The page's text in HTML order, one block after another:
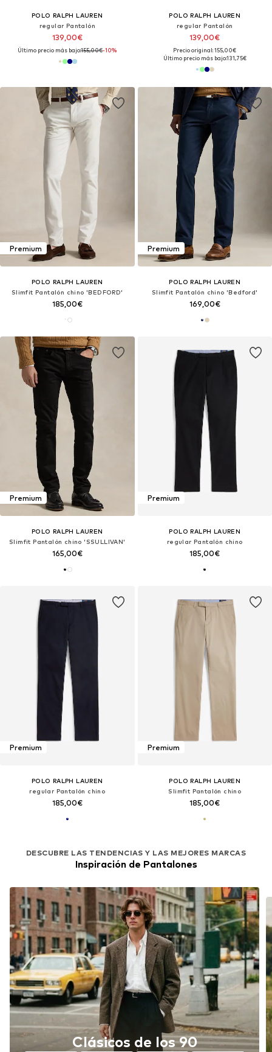
POLO RALPH LAUREN
regular Pantalón
139,00€
Último precio más bajo:155,00€-10%
POLO RALPH LAUREN
regular Pantalón
139,00€
Precio original: 155,00€
Último precio más bajo:131,75€
Premium
POLO RALPH LAUREN
Slimfit Pantalón chino 'BEDFORD'
185,00€
Premium
POLO RALPH LAUREN
Slimfit Pantalón chino 'Bedford'
169,00€
Premium
POLO RALPH LAUREN
Slimfit Pantalón chino 'SSULLIVAN'
165,00€
Premium
POLO RALPH LAUREN
regular Pantalón chino
185,00€
Premium
POLO RALPH LAUREN
regular Pantalón chino
185,00€
Premium
POLO RALPH LAUREN
Slimfit Pantalón chino
185,00€
DESCUBRE LAS TENDENCIAS Y LAS MEJORES MARCAS
Inspiración de Pantalones
Clásicos de los 90